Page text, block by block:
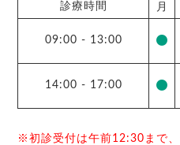
診療時間 月
09:00 - 13:00
14:00 - 17:00
※初診受付は午前12:30まで、